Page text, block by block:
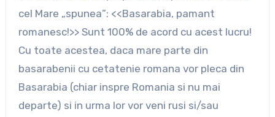
cel Mare „spunea”: <<Basarabia, pamant
romanesc!>> Sunt 100% de acord cu acest lucru!
Cu toate acestea, daca mare parte din
basarabenii cu cetatenie romana vor pleca din
Basarabia (chiar inspre Romania si nu mai
departe) si in urma lor vor veni rusi si/sau